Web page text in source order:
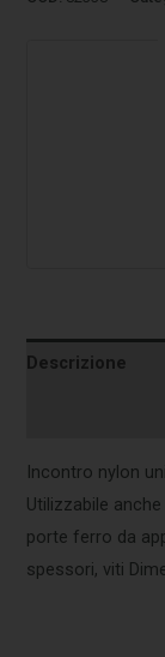
Descrizione
Incontro nylon
Utilizzabile
porte ferro da
spessori, viti